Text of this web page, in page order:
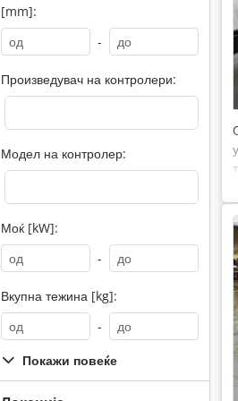
[mm]:
-
Произведувач на контролери:
Модел на контролер:
Моќ [kW]:
-
Вкупна тежина [kg]:
-
Покажи повеќе